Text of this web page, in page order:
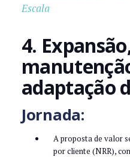
Escala
4.
adaptação
Jornada:
A proposta de valor
por cliente (NRR),